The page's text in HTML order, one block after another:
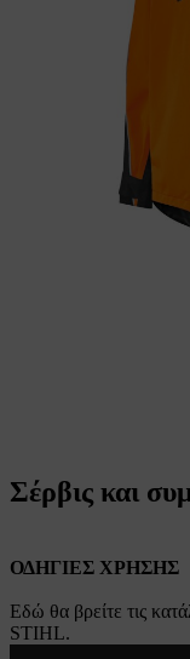
Σέρβις και
ΟΔΗΓΙΕΣ ΧΡΗΣΗΣ
Εδώ θα βρείτε τις
STIHL.